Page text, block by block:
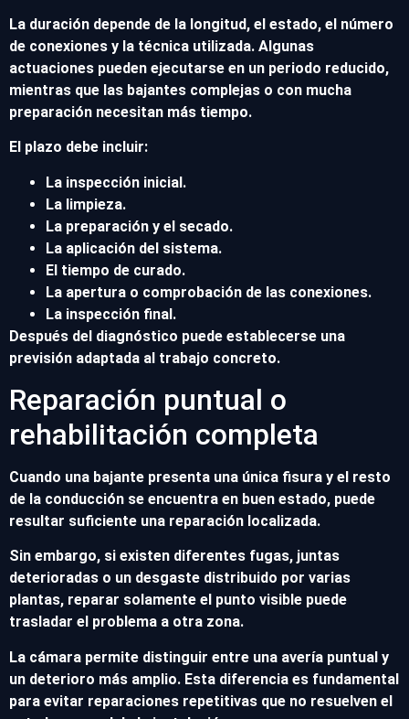
La duración depende de la longitud, el estado, el número
de conexiones y la técnica utilizada. Algunas
actuaciones pueden ejecutarse en un periodo reducido,
mientras que las bajantes complejas o con mucha
preparación necesitan más tiempo.
El plazo debe incluir:
La inspección inicial.
La limpieza.
La preparación y el secado.
La aplicación del sistema.
El tiempo de curado.
La apertura o comprobación de las conexiones.
La inspección final.
Después del diagnóstico puede establecerse una
previsión adaptada al trabajo concreto.
Reparación puntual o
rehabilitación completa
Cuando una bajante presenta una única fisura y el resto
de la conducción se encuentra en buen estado, puede
resultar suficiente una reparación localizada.
Sin embargo, si existen diferentes fugas, juntas
deterioradas o un desgaste distribuido por varias
plantas, reparar solamente el punto visible puede
trasladar el problema a otra zona.
La cámara permite distinguir entre una avería puntual y
un deterioro más amplio. Esta diferencia es fundamental
para evitar reparaciones repetitivas que no resuelven el